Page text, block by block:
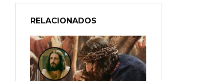
RELACIONADOS